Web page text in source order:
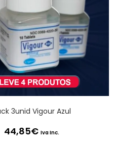
3unid Vigour Azul
44,85€ Iva Inc.